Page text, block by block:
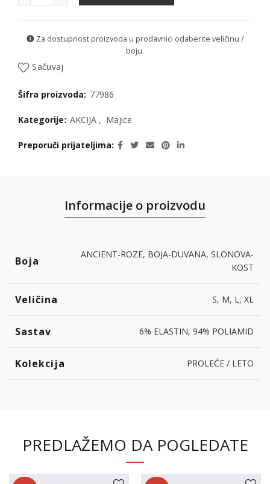
Za dostupnost proizvoda u prodavnici odaberite veličinu /
boju.
Sačuvaj
Šifra proizvoda: 77986
Kategorije: AKCIJA , Majice
Preporuči prijateljima
Informacije o proizvodu
Boja
ANCIENT-ROZE, BOJA-DUVANA, SLONOVA-
KOST
Veličina S, M, L, XL
Sastav 6% ELASTIN, 94% POLIAMID
Kolekcija PROLEĆE / LETO
PREDLAŽEMO DA POGLEDATE